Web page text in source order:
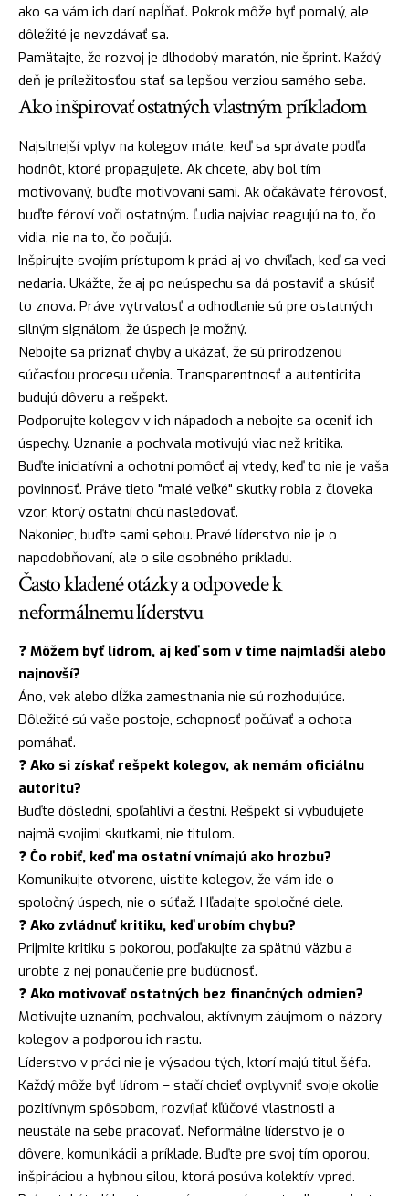
ako sa vám ich darí napĺňať. Pokrok môže byť pomalý, ale
dôležité je nevzdávať sa.
Pamätajte, že rozvoj je dlhodobý maratón, nie šprint. Každý
deň je príležitosťou stať sa lepšou verziou samého seba.
Ako inšpirovať ostatných vlastným príkladom
Najsilnejší vplyv na kolegov máte, keď sa správate podľa
hodnôt, ktoré propagujete. Ak chcete, aby bol tím
motivovaný, buďte motivovaní sami. Ak očakávate férovosť,
buďte féroví voči ostatným. Ľudia najviac reagujú na to, čo
vidia, nie na to, čo počujú.
Inšpirujte svojím prístupom k práci aj vo chvíľach, keď sa veci
nedaria. Ukážte, že aj po neúspechu sa dá postaviť a skúsiť
to znova. Práve vytrvalosť a odhodlanie sú pre ostatných
silným signálom, že úspech je možný.
Nebojte sa priznať chyby a ukázať, že sú prirodzenou
súčasťou procesu učenia. Transparentnosť a autenticita
budujú dôveru a rešpekt.
Podporujte kolegov v ich nápadoch a nebojte sa oceniť ich
úspechy. Uznanie a pochvala motivujú viac než kritika.
Buďte iniciatívni a ochotní pomôcť aj vtedy, keď to nie je vaša
povinnosť. Práve tieto "malé veľké" skutky robia z človeka
vzor, ktorý ostatní chcú nasledovať.
Nakoniec, buďte sami sebou. Pravé líderstvo nie je o
napodobňovaní, ale o sile osobného príkladu.
Často kladené otázky a odpovede k
neformálnemu líderstvu
❓ Môžem byť lídrom, aj keď som v tíme najmladší alebo
najnovší?
Áno, vek alebo dĺžka zamestnania nie sú rozhodujúce.
Dôležité sú vaše postoje, schopnosť počúvať a ochota
pomáhať.
❓ Ako si získať rešpekt kolegov, ak nemám oficiálnu
autoritu?
Buďte dôslední, spoľahliví a čestní. Rešpekt si vybudujete
najmä svojimi skutkami, nie titulom.
❓ Čo robiť, keď ma ostatní vnímajú ako hrozbu?
Komunikujte otvorene, uistite kolegov, že vám ide o
spoločný úspech, nie o súťaž. Hľadajte spoločné ciele.
❓ Ako zvládnuť kritiku, keď urobím chybu?
Prijmite kritiku s pokorou, poďakujte za spätnú väzbu a
urobte z nej ponaučenie pre budúcnosť.
❓ Ako motivovať ostatných bez finančných odmien?
Motivujte uznaním, pochvalou, aktívnym záujmom o názory
kolegov a podporou ich rastu.
Líderstvo v práci nie je výsadou tých, ktorí majú titul šéfa.
Každý môže byť lídrom – stačí chcieť ovplyvniť svoje okolie
pozitívnym spôsobom, rozvíjať kľúčové vlastnosti a
neustále na sebe pracovať. Neformálne líderstvo je o
dôvere, komunikácii a príklade. Buďte pre svoj tím oporou,
inšpiráciou a hybnou silou, ktorá posúva kolektív vpred.